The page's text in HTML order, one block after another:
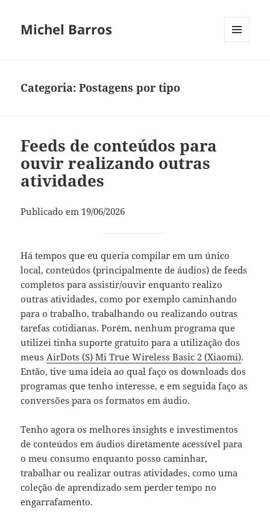
Michel Barros
Categoria:Postagens por tipo
Feeds de conteúdos para
ouvir realizando outras
atividades
Publicado em 19/06/2026
Há tempos que eu queria compilar em um único
local, conteúdos (principalmente de áudios) de feeds
completos para assistir/ouvir enquanto realizo
outras atividades, como por exemplo caminhando
para o trabalho, trabalhando ou realizando outras
tarefas cotidianas. Porém, nenhum programa que
utilizei tinha suporte gratuito para a utilização dos
meusAirDots (S) Mi True Wireless Basic 2 (Xiaomi).
Então, tive uma ideia ao qual faço os downloads dos
programas que tenho interesse, e em seguida faço as
conversões para os formatos em áudio.
Tenho agora os melhores insights e investimentos
de conteúdos em áudios diretamente acessível para
o meu consumo enquanto posso caminhar,
trabalhar ou realizar outras atividades, como uma
coleção de aprendizado sem perder tempo no
engarrafamento.